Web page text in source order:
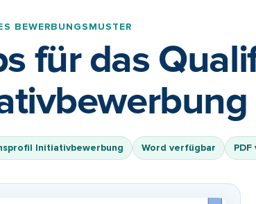
BEWERBUNGSMUSTER
für das
Initiativbewerbung Word verfügbar